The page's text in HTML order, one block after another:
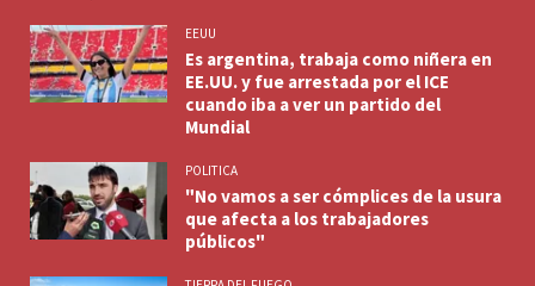
EEUU
Es argentina, trabaja como niñera en
EE.UU. y fue arrestada por el ICE
cuando iba a ver un partido del
Mundial
POLITICA
"No vamos a ser cómplices de la usura
que afecta a los trabajadores
públicos"